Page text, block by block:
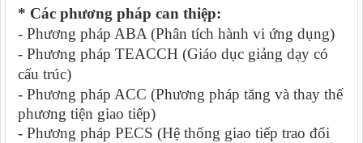
* Các phương pháp can thiệp:
- Phương pháp ABA (Phân tích hành vi ứng dụng)
- Phương pháp TEACCH (Giáo dục giảng dạy có
cấu trúc)
- Phương pháp ACC (Phương pháp tăng và thay thế
phương tiện giao tiếp)
- Phương pháp PECS (Hệ thống giao tiếp trao đổi